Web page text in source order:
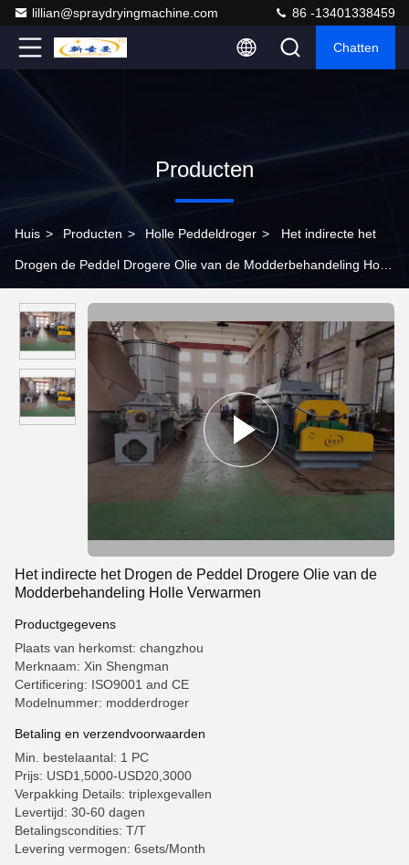
lillian@spraydryingmachine.com 86 -13401338459
Chatten
Producten
Huis > Producten > Holle Peddeldroger > Het indirecte het
Drogen de Peddel Drogere Olie van de Modderbehandeling Holle
Het indirecte het Drogen de Peddel Drogere Olie van de
Modderbehandeling Holle Verwarmen
Productgegevens
Plaats van herkomst: changzhou
Merknaam: Xin Shengman
Certificering: ISO9001 and CE
Modelnummer: modderdroger
Betaling en verzendvoorwaarden
Min. bestelaantal: 1 PC
Prijs: USD1,5000-USD20,3000
Verpakking Details: triplexgevallen
Levertijd: 30-60 dagen
Betalingscondities: T/T
Levering vermogen: 6sets/Month